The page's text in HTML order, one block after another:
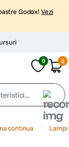
Godox! Vezi
0 0
continua